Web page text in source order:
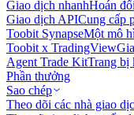
Giao dịch nhanhHoán
Giao dịch APICung cấp
Toobit SynapseMột mô
Toobit x TradingView
Agent Trade KitTrang bị
Phần thưởng
Sao chép
Theo dõi các nhà giao